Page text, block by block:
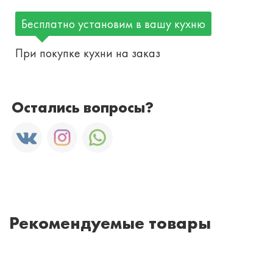
Бесплатно установим в вашу кухню
При покупке кухни на заказ
Остались вопросы?
Рекомендуемые товары